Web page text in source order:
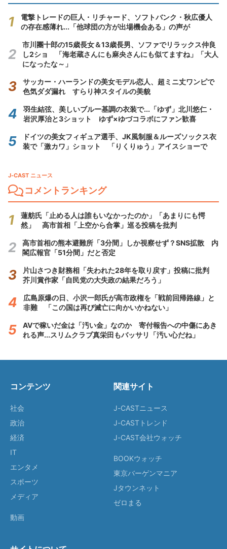
電撃トレードの巨人・リチャード、ソフトバンク・秋広優人
の存在感薄れ...「他球団の方が出場機会ある」の声が
市川團十郎の15歳長女＆13歳長男、ソファでリラックス仲良
し2ショ 「海老蔵さんにも麻央さんにも似てますね」「大人
になったな～」
サッカー・ハーランドの美女モデル恋人、超ミニ丈ワンピで
色気ダダ漏れ すらり神スタイルの美貌
羽生結弦、美しいブルー基調の衣装で...「ゆず」北川悠仁・
岩沢厚治と3ショット ゆず×ゆづコラボにファン歓喜
ドイツの美女フィギュア選手、JK風制服＆ルーズソックス衣
装で「激カワ」ショット 「りくりゅう」アイスショーで
J-CAST ニュース
コメントランキング
蓮舫氏「止める人は誰もいなかったのか」「あまりにも愕
然」 高市首相「上空から合掌」巡る投稿を批判
高市首相の熊本避難所「3分間」しか視察せず？SNS拡散 内
閣広報官「51分間」だと否定
片山さつき財務相「失われた28年を取り戻す」投稿に批判
芥川賞作家「自民党の大失政の結果だろう」
広島原爆の日、小沢一郎氏が高市政権を「戦前回帰路線」と
非難 「この国は再び滅亡に向かいかねない」
AVで稼いだ金は「汚い金」なのか 寄付報告への中傷にあき
れる声...スリムクラブ真栄田もバッサリ「汚い心だね」
コンテンツ
社会
政治
経済
IT
エンタメ
スポーツ
メディア
動画
関連サイト
J-CASTニュース
J-CASTトレンド
J-CAST会社ウォッチ
BOOKウォッチ
東京バーゲンマニア
Jタウンネット
ゼロまる